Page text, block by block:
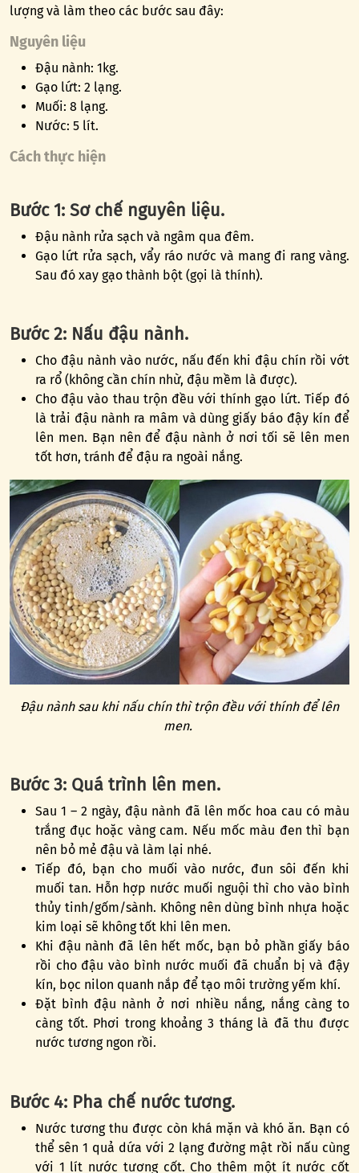
lượng và làm theo các bước sau đây:
Nguyên liệu
Đậu nành: 1kg.
Gạo lứt: 2 lạng.
Muối: 8 lạng.
Nước: 5 lít.
Cách thực hiện
Bước 1: Sơ chế nguyên liệu.
Đậu nành rửa sạch và ngâm qua đêm.
Gạo lứt rửa sạch, vẩy ráo nước và mang đi rang vàng.
Sau đó xay gạo thành bột (gọi là thính).
Bước 2: Nấu đậu nành.
Cho đậu nành vào nước, nấu đến khi đậu chín rồi vớt
ra rổ (không cần chín nhừ, đậu mềm là được).
Cho đậu vào thau trộn đều với thính gạo lứt. Tiếp đó
là trải đậu nành ra mâm và dùng giấy báo đậy kín để
lên men. Bạn nên để đậu nành ở nơi tối sẽ lên men
tốt hơn, tránh để đậu ra ngoài nắng.
Đậu nành sau khi nấu chín thì trộn đều với thính để lên
men.
Bước 3: Quá trình lên men.
Sau 1 – 2 ngày, đậu nành đã lên mốc hoa cau có màu
trắng đục hoặc vàng cam. Nếu mốc màu đen thì bạn
nên bỏ mẻ đậu và làm lại nhé.
Tiếp đó, bạn cho muối vào nước, đun sôi đến khi
muối tan. Hỗn hợp nước muối nguội thì cho vào bình
thủy tinh/gốm/sành. Không nên dùng bình nhựa hoặc
kim loại sẽ không tốt khi lên men.
Khi đậu nành đã lên hết mốc, bạn bỏ phần giấy báo
rồi cho đậu vào bình nước muối đã chuẩn bị và đậy
kín, bọc nilon quanh nắp để tạo môi trường yếm khí.
Đặt bình đậu nành ở nơi nhiều nắng, nắng càng to
càng tốt. Phơi trong khoảng 3 tháng là đã thu được
nước tương ngon rồi.
Bước 4: Pha chế nước tương.
Nước tương thu được còn khá mặn và khó ăn. Bạn có
thể sên 1 quả dứa với 2 lạng đường mật rồi nấu cùng
với 1 lít nước tương cốt. Cho thêm một ít nước cốt